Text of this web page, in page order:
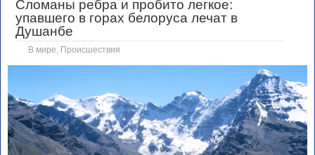
Сломаны ребра и пробито легкое:
упавшего в горах белоруса лечат в
Душанбе
В мире Происшествия